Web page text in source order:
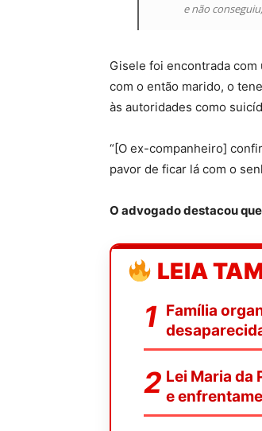
e não
Gisele foi encontrada
com o então marido, o
às autoridades como
“[O ex-companheiro]
pavor de ficar lá com o
O advogado destacou
LEIA
Família
Lei Maria da
e